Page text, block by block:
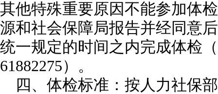
其他特殊重要原因不能参加体
源和社会保障局报告并经同意
统一规定的时间之内完成体检
61882275）。
四、体检标准：按人力社保